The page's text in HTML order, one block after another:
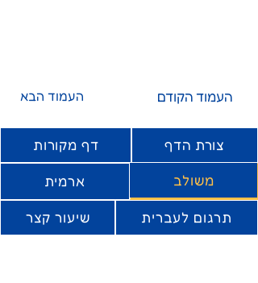
העמוד הבא העמוד הקודם
צורת הדף דף מקורות
משולב ארמית
תרגום לעברית שיעור קצר